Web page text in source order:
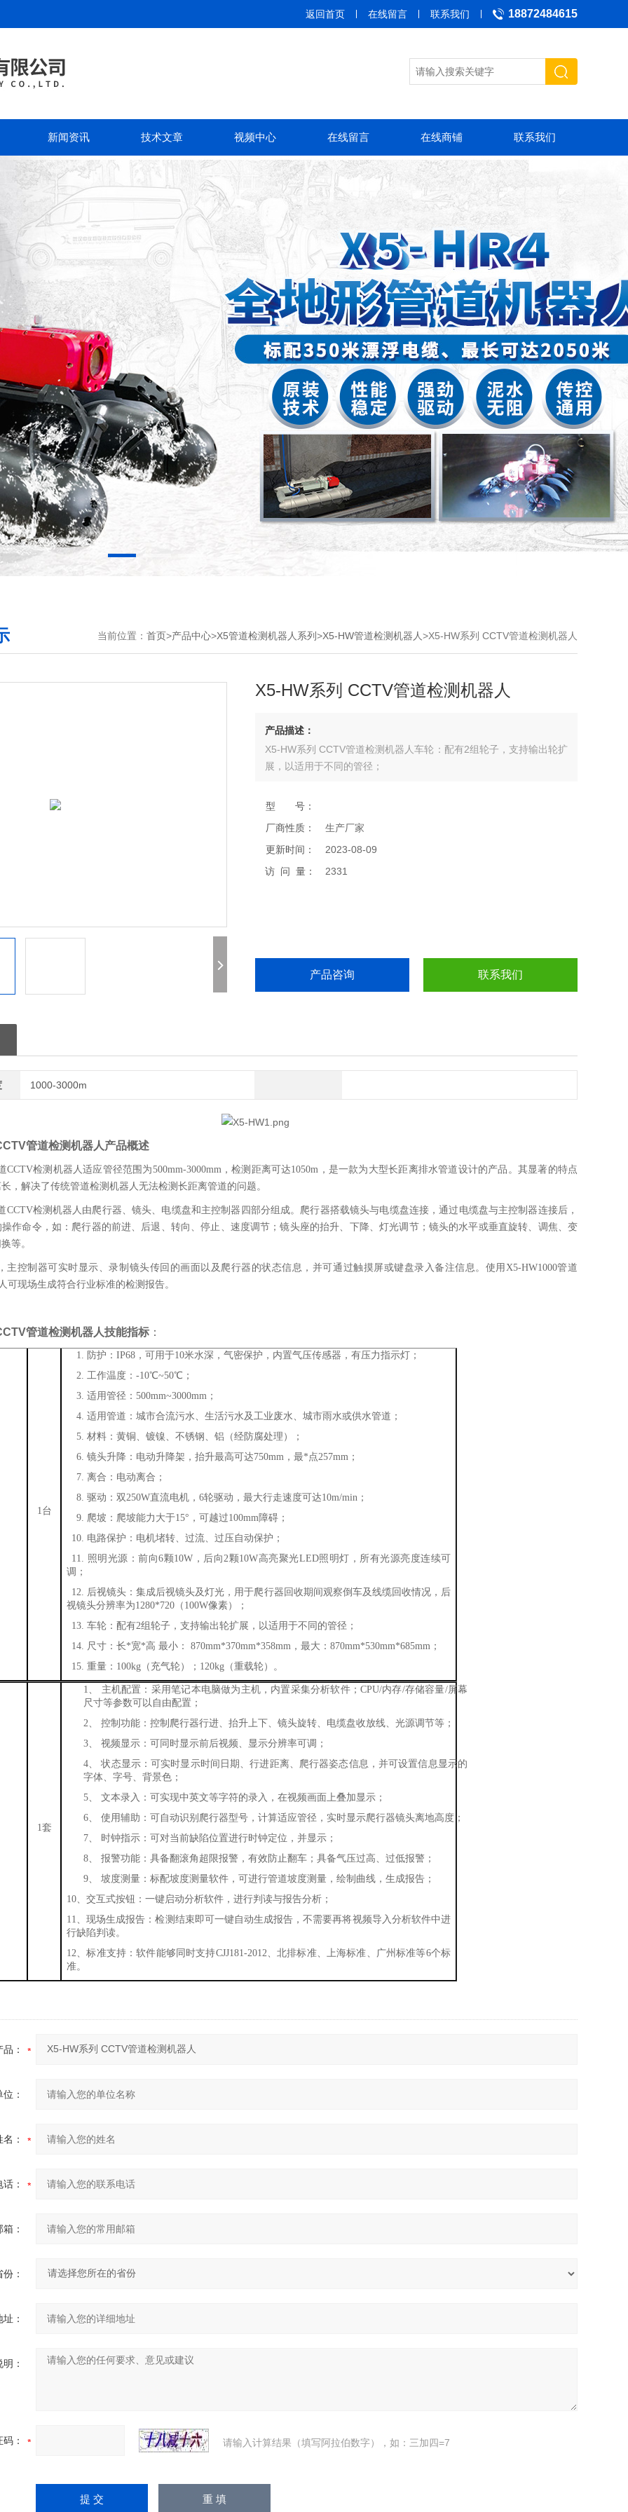
18872484615
返回首页 在线留言 联系我们
新闻资讯 技术文章 视频中心 在线留言 在线商铺 联系我们
当前位置： 首页>产品中心>X5管道检测机器人系列>X5-HW管道检测机器人>X5-HW系列 CCTV管道检测机器人
X5-HW系列 CCTV管道检测机器人
产品描述：
X5-HW系列 CCTV管道检测机器人车轮：配有2组轮子，支持输出轮扩
展，以适用于不同的管径；
型 号：
厂商性质：
生产厂家
更新时间：
2023-08-09
访 问 量：
2331
产品咨询 联系我们
1000-3000m
管道检测机器人产品概述
CCTV检测机器人适应管径范围为500mm-3000mm，检测距离可达1050m，是一款为大型长距离排水管道设计的产品。其显著 的特点
，解决了传统管道检测机器人无法检测长距离管道的问题。
CCTV检测机器人由爬行器、镜头、电缆盘和主控制器四部分组成。爬行器搭载镜头与电缆盘连接，通过电缆盘与主控制器连接后，
作命令，如：爬行器的前进、后退、转向、停止、速度调节；镜头座的抬升、下降、灯光调节；镜头的水平或垂直旋转、调焦、变
等。
主控制器可实时显示、录制镜头传回的画面以及爬行器的状态信息，并可通过触摸屏或键盘录入备注信息。使用X5-HW1000管道
可现场生成符合行业标准的检测报告。
管道检测机器人技能指标 ：
1台
1. 防护： IP68，可用于10米水深，气密保护，内置气压传感器，有压力指示灯；
2. 工作温度： -10℃~50℃；
3. 适用管径： 500mm~3000mm；
4. 适用管道：城市合流污水、生活污水及工业废水、城市雨水或供水管道；
5. 材料：黄铜、镀镍、不锈钢、铝（经防腐处理）；
6. 镜头升降：电动升降架，抬升最高可达750mm， 最*点257mm ；
7. 离合：电动离合；
8. 驱动：双250W直流电机，6轮驱动，最大行走速度可达10m/min；
9. 爬坡：爬坡能力大于15°，可越过100mm障碍；
10. 电路保护：电机堵转、过流、过压自动保护；
11. 照明光源：前向6颗10W，后向2颗10W高亮聚光LED照明灯，所有光源亮度连续可
调；
12. 后视镜头：集成后视镜头及灯光，用于爬行器回收期间观察倒车及线缆回收情况，后
视镜头分辨率为1280*720（100W像素）；
13. 车轮：配有2组轮子，支持输出轮扩展，以适用于不同的管径；
14. 尺寸：长*宽*高 最小： 870mm*370mm*358mm，最大：870mm*530mm*685mm；
15. 重量： 100kg（充气轮）；120kg（重载轮）。
1套
1、 主机配置：采用笔记本电脑做为主机，内置采集分析软件； CPU/内存/存储容量/屏幕
尺寸等参数可以自由配置；
2、 控制功能：控制爬行器行进、抬升上下、镜头旋转、电缆盘收放线、光源调节等；
3、 视频显示：可同时显示前后视频、显示分辨率可调；
4、状态显示：可实时显示时间日期、行进距离、爬行器姿态信息，并可设置信息显示的
字体、字号、背景色；
5、 文本录入：可实现中英文等字符的录入，在视频画面上叠加显示；
6、 使用辅助：可自动识别爬行器型号，计算适应管径，实时显示爬行器镜头离地高度；
7、 时钟指示：可对当前缺陷位置进行时钟定位，并显示；
8、 报警功能：具备翻滚角超限报警，有效防止翻车；具备气压过高、过低报警；
9、 坡度测量：标配坡度测量软件，可进行管道坡度测量，绘制曲线，生成报告；
10、交互式按钮：一键启动分析软件，进行判读与报告分析；
11、现场生成报告：检测结束即可一键自动生成报告，不需要再将视频导入分析软件中进
行缺陷判读。
12、标准支持：软件能够同时支持CJJ181-2012、北排标准、上海标准、广州标准等6个标
准。
品：
：
：
：
：
份：
：
：
： 请输入计算结果（填写阿拉伯数字），如：三加四=7